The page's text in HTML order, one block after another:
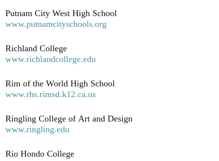
Putnam City West High School
www.putnamcityschools.org
Richland College
www.richlandcollege.edu
Rim of the World High School
www.rhs.rimsd.k12.ca.us
Ringling College of Art and Design
www.ringling.edu
Rio Hondo College